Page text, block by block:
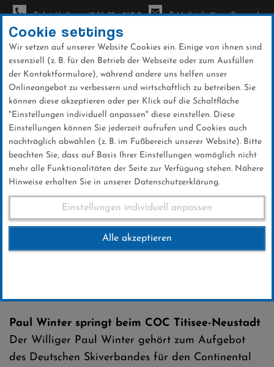
Direkt
zum
Inhalt
Ticket-Hotline: +49 56 32 - 960-0 E-Mail: info@sc-willingen.de
News
Weltcup-Splitter 06.01.2017
06 .Januar 2017
Paul Winter springt beim COC Titisee-Neustadt
Der Williger Paul Winter gehört zum Aufgebot
des Deutschen Skiverbandes für den Continental
Cookie settings
Wir setzen auf unserer Website Cookies ein. Einige von ihnen sind
essenziell (z. B. für den Betrieb der Webseite oder zum Ausfüllen
der Kontaktformulare), während andere uns helfen unser
Onlineangebot zu verbessern und wirtschaftlich zu betreiben. Sie
können diese akzeptieren oder per Klick auf die Schaltfläche
"Einstellungen individuell anpassen" diese einstellen. Diese
Einstellungen können Sie jederzeit aufrufen und Cookies auch
nachträglich abwählen (z. B. im Fußbereich unserer Website). Bitte
beachten Sie, dass auf Basis Ihrer Einstellungen womöglich nicht
mehr alle Funktionalitäten der Seite zur Verfügung stehen. Nähere
Hinweise erhalten Sie in unserer Datenschutzerklärung.
Einstellungen individuell anpassen
Alle akzeptieren